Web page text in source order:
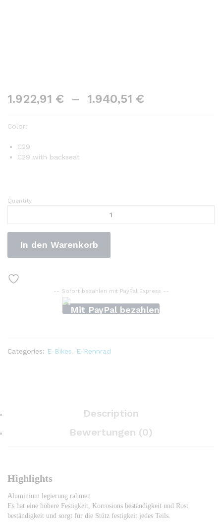
1.922,91 € – 1.940,51 €
Color:
C29
C29 with backseat
Duotts
fahrrad
750w
Mountainbike
15ah
Höchst
Quantity
In den Warenkorb
-- Sofort bezahlen mit PayPal Express --
Categories: E-Bikes E-Rennrad
Description
Bewertungen (0)
Highlights
Aluminium legierung rahmen
Es hat eine höhere Festigkeit, Korrosions beständigkeit und Rost
beständigkeit und sorgt für die Stütz festigkeit jedes Teils.